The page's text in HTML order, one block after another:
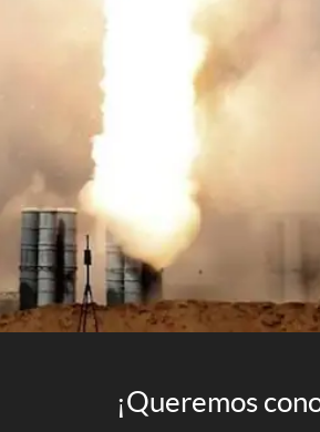
¡Queremos